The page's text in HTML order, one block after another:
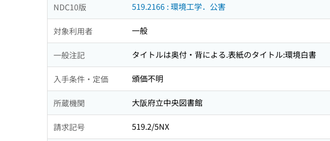
NDC10版 519.2166 : 環境工学．公害
対象利用者 一般
一般注記 タイトルは奥付・背による.表紙のタイトル:環境白書
入手条件・定価 頒価不明
所蔵機関 大阪府立中央図書館
請求記号
519.2/5NX